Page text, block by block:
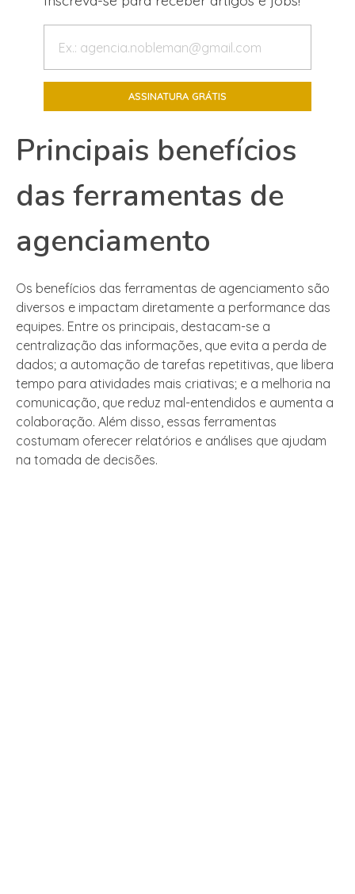
Principais benefícios
das ferramentas de
agenciamento
Os benefícios das ferramentas de agenciamento são
diversos e impactam diretamente a performance das
equipes. Entre os principais, destacam-se a
centralização das informações, que evita a perda de
dados; a automação de tarefas repetitivas, que libera
tempo para atividades mais criativas; e a melhoria na
comunicação, que reduz mal-entendidos e aumenta a
colaboração. Além disso, essas ferramentas
costumam oferecer relatórios e análises que ajudam
na tomada de decisões.